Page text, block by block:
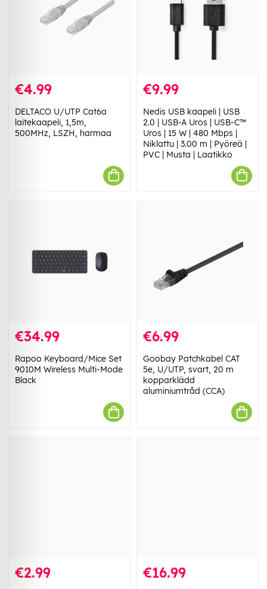
€4.99
DELTACO U/UTP Cat6a
laitekaapeli, 1,5m,
500MHz, LSZH, harmaa
€9.99
Nedis USB kaapeli | USB
2.0 | USB-A Uros | USB-C™
Uros | 15 W | 480 Mbps |
Niklattu | 3.00 m | Pyöreä |
PVC | Musta | Laatikko
€34.99
Rapoo Keyboard/Mice Set
9010M Wireless Multi-Mode
Black
€6.99
Goobay Patchkabel CAT
5e, U/UTP, svart, 20 m
kopparklädd
aluminiumtråd (CCA)
€2.99 €16.99